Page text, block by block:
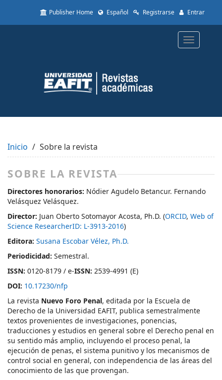
to
Content
Sidebar
Publisher Home Español Registrarse Entrar
Toggle
Inicio Sobre la revista
SOBRE LA REVISTA
Directores honorarios: Nódier Agudelo Betancur. Fernando
Velásquez Velásquez.
Director: Juan Oberto Sotomayor Acosta, Ph.D. (ORCID, Web of
Science ResearcherID: L-3913-2016)
Editora: Susana Escobar Vélez, Ph.D.
Periodicidad: Semestral.
ISSN: 0120-8179 / e-ISSN: 2539-4991 (E)
DOI: 10.17230/nfp
La revista Nuevo Foro Penal, editada por la Escuela de
Derecho de la Universidad EAFIT, publica semestralmente
textos provenientes de investigaciones, ponencias,
traducciones y estudios en general sobre el Derecho penal en
su sentido más amplio, incluyendo el proceso penal, la
ejecución de penas, el sistema punitivo y los mecanismos de
control social en general, con independencia de las áreas del
conocimiento de las que provengan.